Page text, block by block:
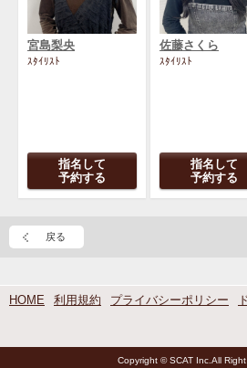
宮島梨央
ｽﾀｲﾘｽﾄ
指名して
予約する
佐藤さくら
ｽﾀｲﾘｽﾄ
指名して
予約する
戻る
HOME 利用規約 プライバシーポリシー
Copyright © SCAT Inc.All Right